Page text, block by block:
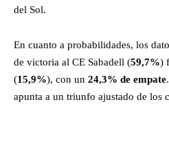
del Sol.
En cuanto a probabilidades, los
de victoria al CE Sabadell (59,7%)
(15,9%), con un 24,3% de empate
apunta a un triunfo ajustado de los